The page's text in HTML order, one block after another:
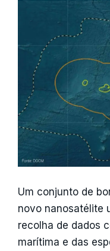
Um conjunto de
novo nanosatélite
recolha de dados
marítima e das